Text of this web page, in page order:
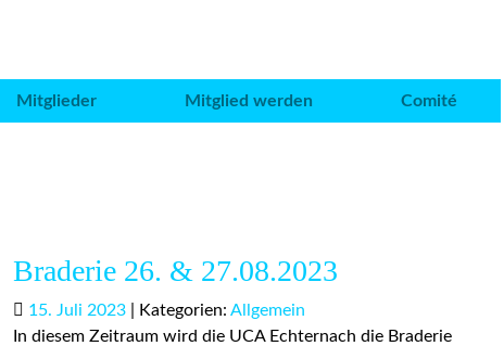
Mitglieder Mitglied werden Comité
Braderie 26. & 27.08.2023
15. Juli 2023 Kategorien: Allgemein
In diesem Zeitraum wird die UCA Echternach die Braderie